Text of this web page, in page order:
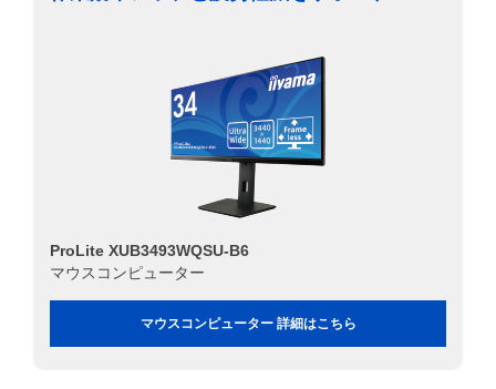
ProLite XUB3493WQSU-B6
マウスコンピューター
マウスコンピューター 詳細はこちら